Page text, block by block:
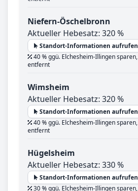
Niefern-Öschelbronn
Aktueller Hebesatz: 320 %
Standort-Informationen aufrufen
40 % ggü. Elchesheim-Illingen sparen,
entfernt
Wimsheim
Aktueller Hebesatz: 320 %
Standort-Informationen aufrufen
40 % ggü. Elchesheim-Illingen sparen,
entfernt
Hügelsheim
Aktueller Hebesatz: 330 %
Standort-Informationen aufrufen
30 % ggü. Elchesheim-Illingen sparen,